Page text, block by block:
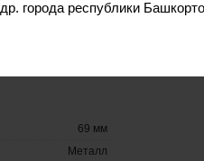
города республики
69 мм
Металл